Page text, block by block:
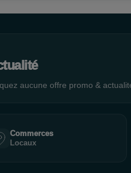
aucune offre promo &
Commerces
Locaux